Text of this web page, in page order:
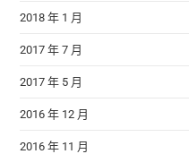
2018 年 1 月
2017 年 7 月
2017 年 5 月
2016 年 12 月
2016 年 11 月